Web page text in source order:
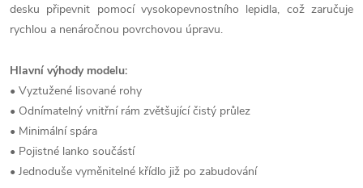
desku připevnit pomocí vysokopevnostního lepidla, což zaručuje
rychlou a nenáročnou povrchovou úpravu.
Hlavní výhody modelu:
• Vyztužené lisované rohy
• Odnímatelný vnitřní rám zvětšující čistý průlez
• Minimální spára
• Pojistné lanko součástí
• Jednoduše vyměnitelné křídlo již po zabudování